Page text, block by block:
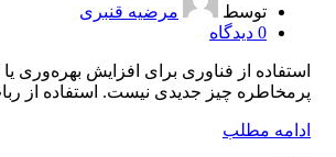
توسط
مرضیه قنبری
0 دیدگاه
استفاده از فناوری برای افزایش بهره‌وری
پرمخاطره چیز جدیدی نیست. استفاده از
ادامه مطلب